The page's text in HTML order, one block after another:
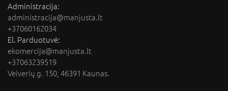
Administracija:
administracija@manjusta.lt
+37060162034
El. Parduotuvė:
ekomercija@manjusta.lt
+37063239519
Veiverių g. 150, 46391 Kaunas.